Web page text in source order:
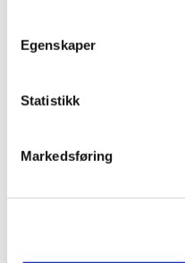
Egenskaper
Statistikk
Markedsføring